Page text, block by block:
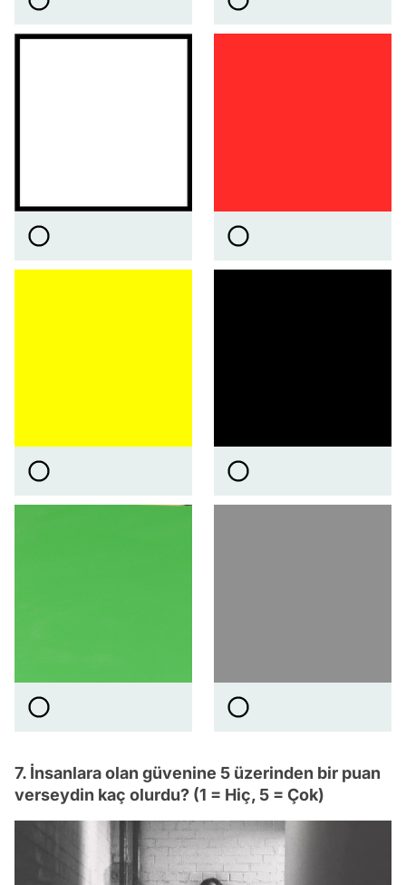
7. İnsanlara olan güvenine 5 üzerinden bir puan
verseydin kaç olurdu? (1 = Hiç, 5 = Çok)